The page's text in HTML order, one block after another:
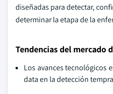
diseñadas para detectar,
determinar la etapa de la
Tendencias del mercado
Los avances tecnológicos
data en la detección